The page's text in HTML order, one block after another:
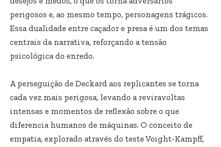
perigosos e, ao mesmo tempo, personagens trágicos.
Essa dualidade entre caçador e presa é um dos temas
centrais da narrativa, reforçando a tensão
psicológica do enredo.
A perseguição de Deckard aos replicantes se torna
cada vez mais perigosa, levando a reviravoltas
intensas e momentos de reflexão sobre o que
diferencia humanos de máquinas. O conceito de
empatia, explorado através do teste Voight-Kampff,